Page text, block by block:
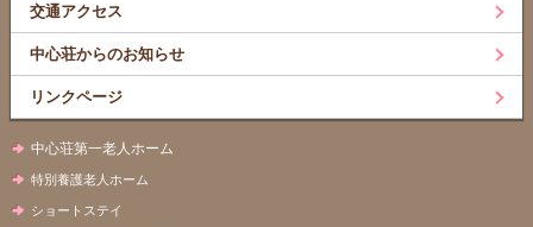
交通アクセス
中心荘からのお知らせ
リンクページ
中心荘第一老人ホーム
特別養護老人ホーム
ショートステイ